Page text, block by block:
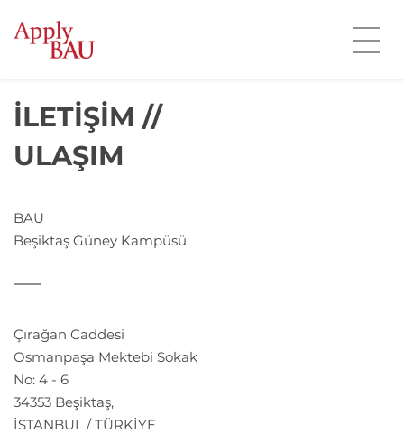
İLETİŞİM //
ULAŞIM
BAU
Beşiktaş Güney Kampüsü
Çırağan Caddesi
Osmanpaşa Mektebi Sokak
No: 4 - 6
34353 Beşiktaş,
İSTANBUL / TÜRKİYE